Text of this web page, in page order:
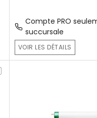
Compte PRO
succursale
VOIR LES DÉTAILS